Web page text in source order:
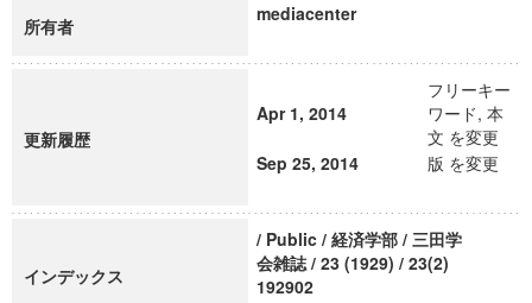
所有者
mediacenter
更新履歴
Apr 1, 2014
フリーキー
ワード, 本
文 を変更
Sep 25, 2014
版 を変更
インデックス
/ Public / 経済学部 / 三田学
会雑誌 / 23 (1929) / 23(2)
192902